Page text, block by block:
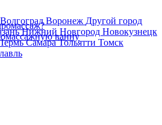
ВолгоградВоронеж Другой город
Нижний Новгород Новокузнецк
СамараТольятти Томск
ванну